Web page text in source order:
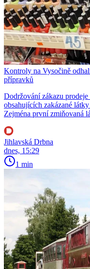
Kontroly na Vysočině
přípravků
Dodržování zákazu
obsahujících zakázané
Zejména první zmiňovaná
Jihlavská Drbna
dnes, 15:29
1 min